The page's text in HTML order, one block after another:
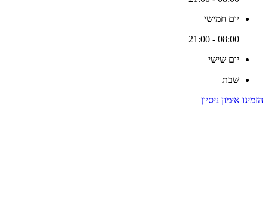
יום חמישי
08:00 - 21:00
יום שישי
שבת
הזמינו אימון ניסיון